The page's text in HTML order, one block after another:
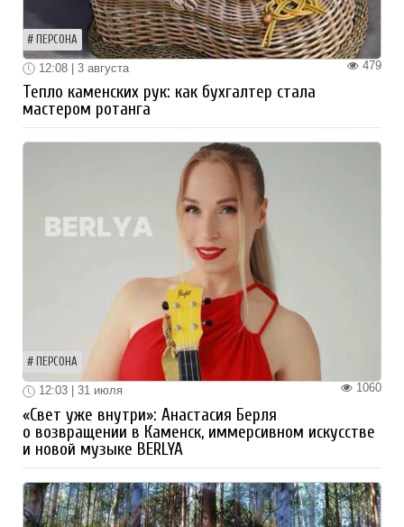
ПЕРСОНА
479
12:08 | 3 августа
Тепло каменских рук: как бухгалтер стала
мастером ротанга
ПЕРСОНА
1060
12:03 | 31 июля
«Свет уже внутри»: Анастасия Берля
о возвращении в Каменск, иммерсивном искусстве
и новой музыке BERLYA